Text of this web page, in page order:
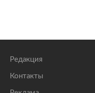
Редакция
Контакты